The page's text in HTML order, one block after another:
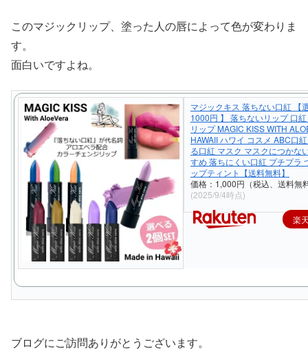
このマジックリップ、塗った人の唇によって色が変わりま
す。
面白いですよね。
マジックキス 落ちない口紅 【
1000円 】 落ちないリップ 口
リップ MAGIC KISS WITH
HAWAII ハワイ コスメ ABC口
る口紅 マスク マスクにつかな
すめ 落ちにくい口紅 プチプラ
ップティント【送料無料】
価格：1,000円（税込、送料無
(2025/9/4時点)
楽
ブログにご訪問ありがとうございます。